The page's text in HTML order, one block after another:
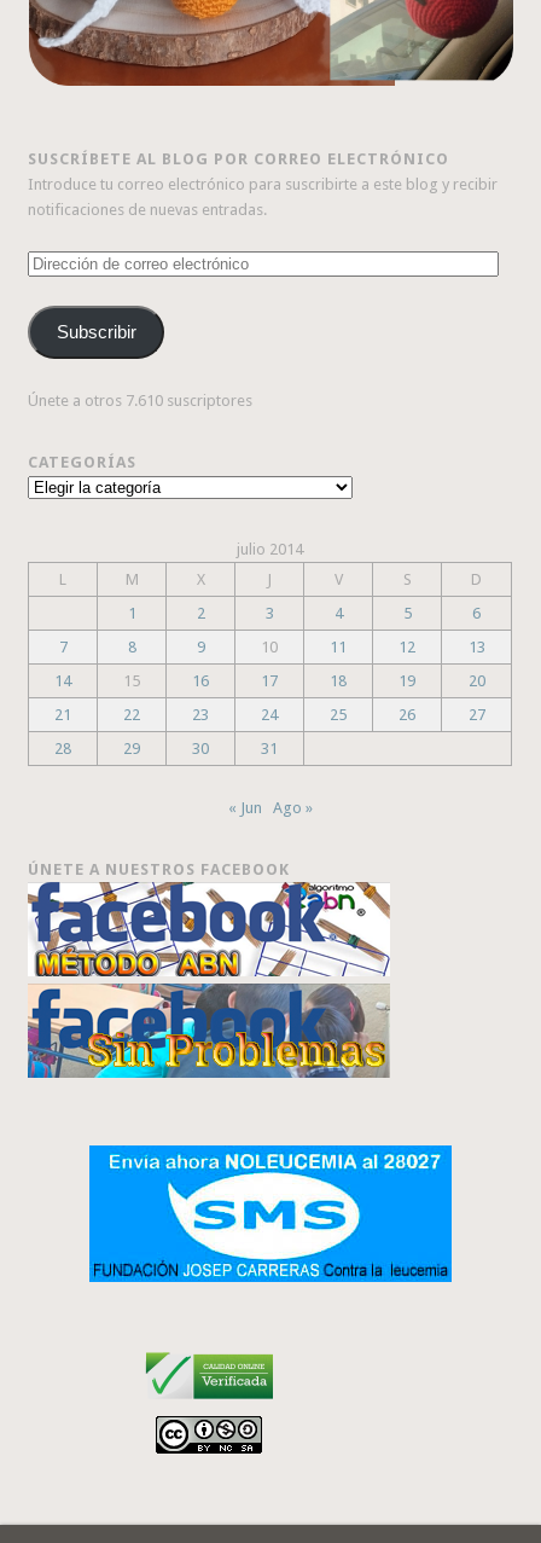
SUSCRÍBETE AL BLOG POR CORREO ELECTRÓNICO
Introduce tu correo electrónico para suscribirte a este blog y recibir
notificaciones de nuevas entradas.
Dirección
correo
electrónico
Subscribir
Únete a otros 7.610 suscriptores
CATEGORÍAS
Categorías
julio 2014
L
M X J V S
D
1
2 3 4 5
6
7
8 9 10 11 12
13
14
15 16 17 18 19
20
21
22 23 24 25 26
27
28
29 30 31
« Jun Ago »
ÚNETE A NUESTROS FACEBOOK